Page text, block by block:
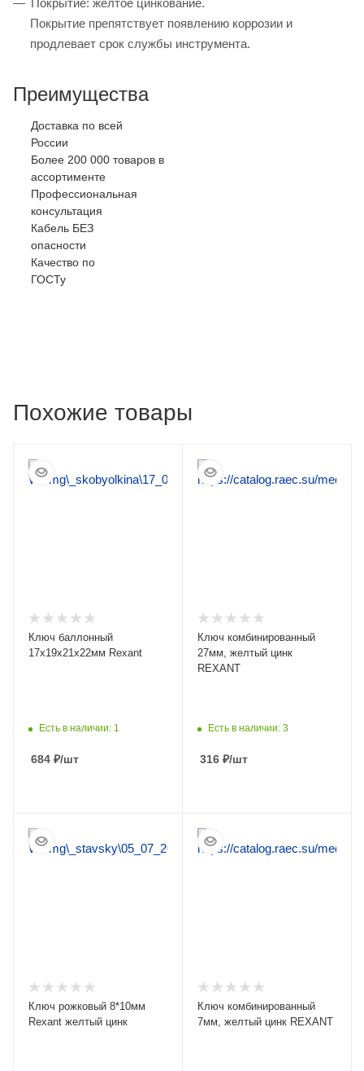
Покрытие: желтое цинкование.
Покрытие препятствует появлению коррозии и
продлевает срок службы инструмента.
Преимущества
Доставка по всей
России
Более 200 000 товаров в
ассортименте
Профессиональная
консультация
Кабель БЕЗ
опасности
Качество по
ГОСТу
Похожие товары
Ключ баллонный
17х19х21х22мм Rexant
Есть в наличии: 1
684 ₽/шт
Ключ комбинированный
27мм, желтый цинк
REXANT
Есть в наличии: 3
316 ₽/шт
Ключ рожковый 8*10мм
Rexant желтый цинк
Ключ комбинированный
7мм, желтый цинк REXANT